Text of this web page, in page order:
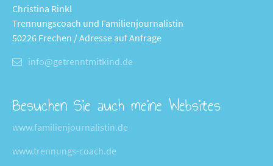
Christina Rinkl
Trennungscoach und Familienjournalistin
50226 Frechen / Adresse auf Anfrage
info@getrenntmitkind.de
Besuchen Sie auch meine Websites
www.familienjournalistin.de
www.trennungs-coach.de